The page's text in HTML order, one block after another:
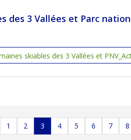
des 3 Vallées et Parc
skiables des 3 Vallées et
précédente
Page
1 Page
2 Page
3 Page
4 Page
5 Page
6 Page
7 8